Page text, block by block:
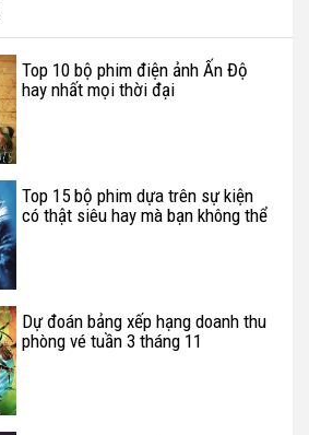
Top 10 bộ phim điện ảnh Ấn Độ
hay nhất mọi thời đại
Top 15 bộ phim dựa trên sự kiện
có thật siêu hay mà bạn không thể
Dự đoán bảng xếp hạng doanh thu
phòng vé tuần 3 tháng 11